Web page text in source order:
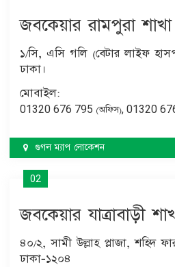
জবকেয়ার রামপুরা শাখা
১/সি, এসি গলি (বেটার লাইফ
ঢাকা।
মোবাইল:
01320 676 795 (অফিস), 01320
গুগল ম্যাপ লোকেশন
02
জবকেয়ার যাত্রাবাড়ী
৪০/২, সামী উল্লাহ প্লাজা, শহিদ
ঢাকা-১২০৪